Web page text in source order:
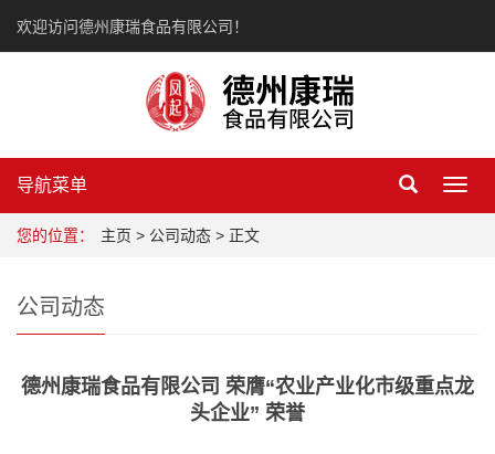
欢迎访问德州康瑞食品有限公司！
导航菜单
您的位置： 主页 > 公司动态 > 正文
公司动态
德州康瑞食品有限公司 荣膺“农业产业化市级重点龙
头企业” 荣誉